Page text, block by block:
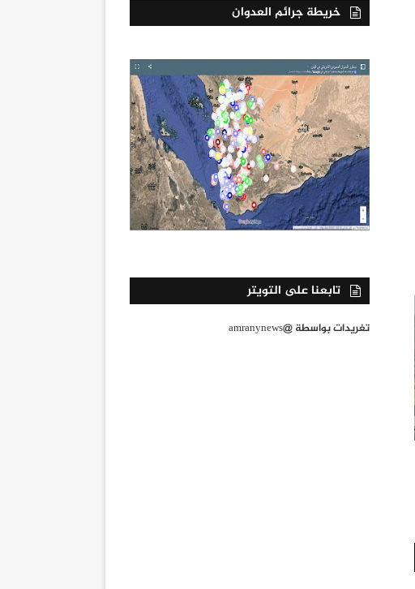
خريطة جرائم العدوان
تابعنا على التويتر
تغريدات بواسطة @amranynews